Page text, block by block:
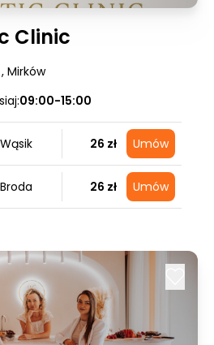
Clinic
, Mirków
09:00-15:00
26 zł Umów
26 zł Umów